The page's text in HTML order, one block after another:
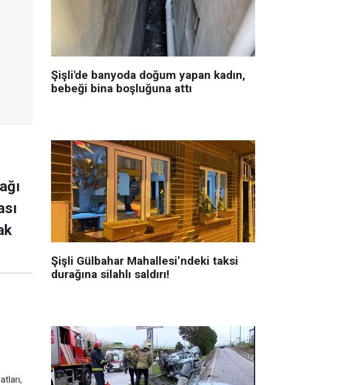
Şişli'de banyoda doğum yapan kadın,
bebeği bina boşluğuna attı
Şişli Gülbahar Mahallesi’ndeki taksi
durağına silahlı saldırı!